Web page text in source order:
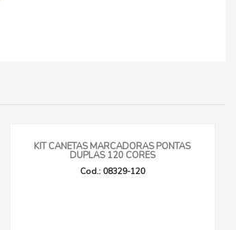
KIT CANETAS MARCADORAS PONTAS
DUPLAS 120 CORES
Cod.: 08329-120